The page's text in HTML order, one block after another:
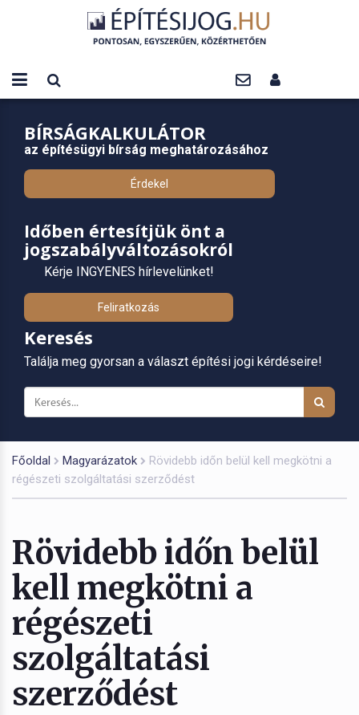
BÍRSÁGKALKULÁTOR
az építésügyi bírság meghatározásához
Érdekel
Időben értesítjük önt a
jogszabályváltozásokról
Kérje INGYENES hírlevelünket!
Feliratkozás
Keresés
Találja meg gyorsan a választ építési jogi kérdéseire!
Főoldal Magyarázatok
Rövidebb időn belül kell megkötni a
régészeti szolgáltatási szerződést
Rövidebb időn belül
kell megkötni a
régészeti
szolgáltatási
szerződést